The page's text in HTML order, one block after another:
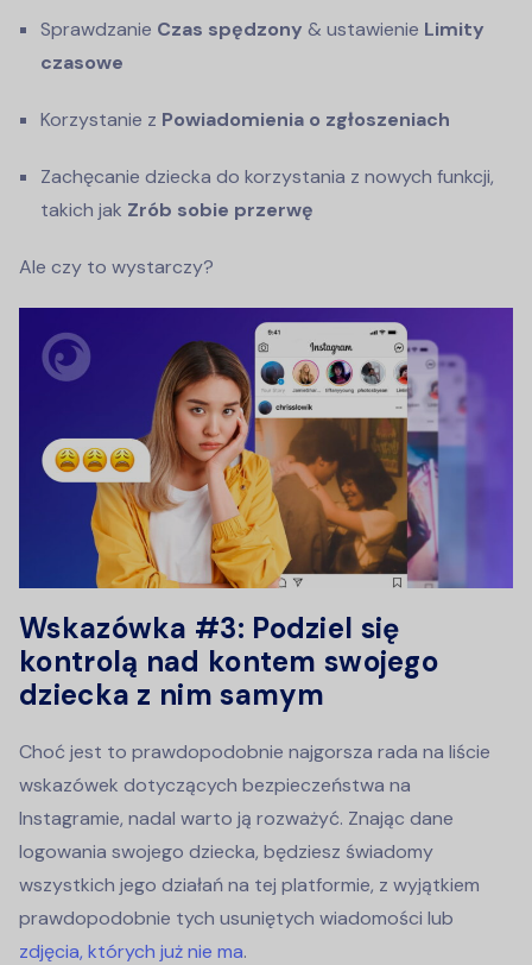
Sprawdzanie Czas spędzony & ustawienie Limity
czasowe
Korzystanie z Powiadomienia o zgłoszeniach
Zachęcanie dziecka do korzystania z nowych funkcji,
takich jak Zrób sobie przerwę
Ale czy to wystarczy?
Wskazówka #3: Podziel się
kontrolą nad kontem swojego
dziecka z nim samym
Choć jest to prawdopodobnie najgorsza rada na liście
wskazówek dotyczących bezpieczeństwa na
Instagramie, nadal warto ją rozważyć. Znając dane
logowania swojego dziecka, będziesz świadomy
wszystkich jego działań na tej platformie, z wyjątkiem
prawdopodobnie tych usuniętych wiadomości lub
zdjęcia, których już nie ma.